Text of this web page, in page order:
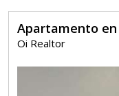
Apartamento
Oi Realtor